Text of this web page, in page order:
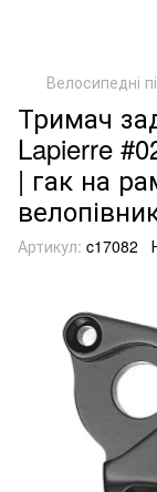
Велосипедні
Тримач
Lapierre
| гак на
Артикул: c17082